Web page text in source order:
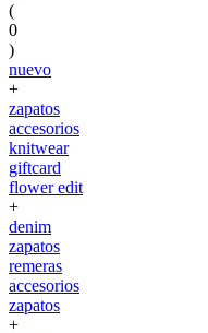
(
0
)
nuevo
+
zapatos
accesorios
knitwear
giftcard
flower edit
+
denim
zapatos
remeras
accesorios
zapatos
+